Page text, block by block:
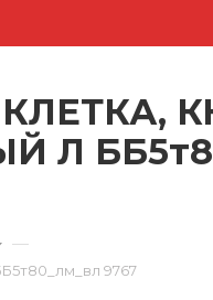
КЛЕТКА,
—
9767